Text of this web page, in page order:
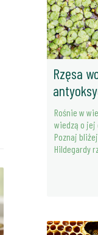
Rzęsa
Rośnie w
wiedzą o jej
Poznaj
Hildegardy